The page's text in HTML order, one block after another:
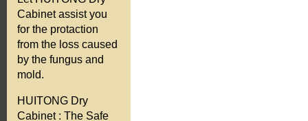
Cabinet assist you
for the protaction
from the loss caused
by the fungus and
mold.
HUITONG Dry
Cabinet : The Safe